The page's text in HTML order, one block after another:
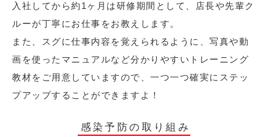
入社してから約1ヶ月は研修期間として、店長や先輩ク
ルーが丁寧にお仕事をお教えします。
また、スグに仕事内容を覚えられるように、写真や動
画を使ったマニュアルなど分かりやすいトレーニング
教材をご用意していますので、一つ一つ確実にステッ
プアップすることができますよ！
感染予防の取り組み